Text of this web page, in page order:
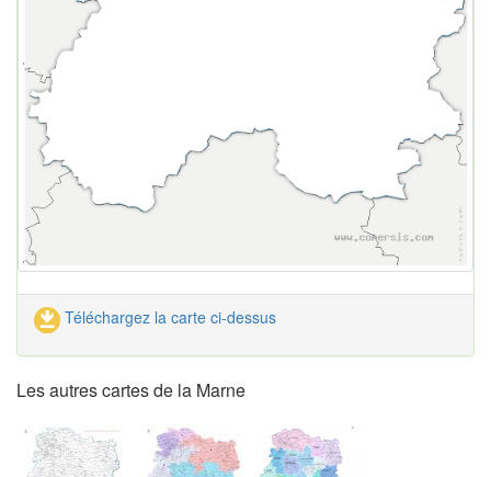
Téléchargez la carte ci-dessus
Les autres cartes de la Marne